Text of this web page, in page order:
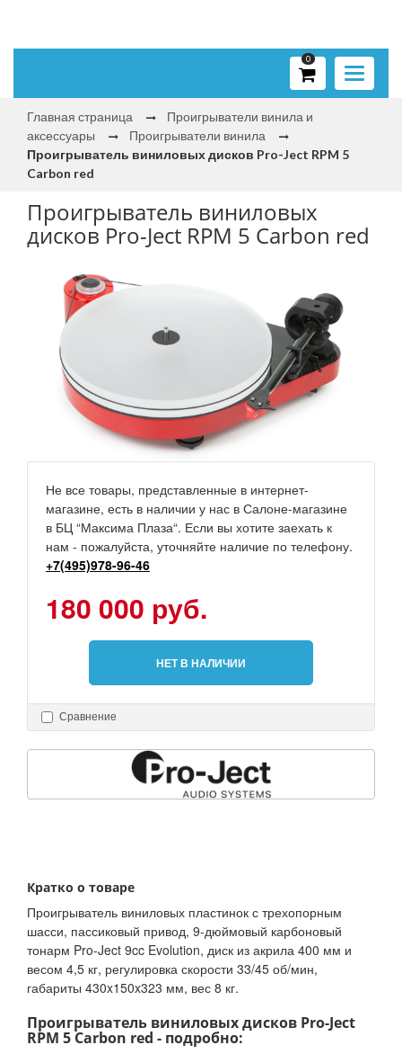
Toggle
0
Главная страница
Проигрыватели винила и
аксессуары
Проигрыватели винила
Проигрыватель виниловых дисков Pro-Ject RPM 5
Carbon red
Проигрыватель виниловых
дисков Pro-Ject RPM 5 Carbon red
Не все товары, представленные в интернет-
магазине, есть в наличии у нас в Салоне-магазине
в БЦ “Максима Плаза“. Если вы хотите заехать к
нам - пожалуйста, уточняйте наличие по телефону.
+7(495)978-96-46
180 000 руб.
НЕТ В НАЛИЧИИ
Сравнение
Кратко о товаре
Проигрыватель виниловых пластинок с трехопорным
шасси, пассиковый привод, 9-дюймовый карбоновый
тонарм Pro-Ject 9cc Evolution, диск из акрила 400 мм и
весом 4,5 кг, регулировка скорости 33/45 об/мин,
габариты 430x150x323 мм, вес 8 кг.
Проигрыватель виниловых дисков Pro-Ject
RPM 5 Carbon red - подробно: